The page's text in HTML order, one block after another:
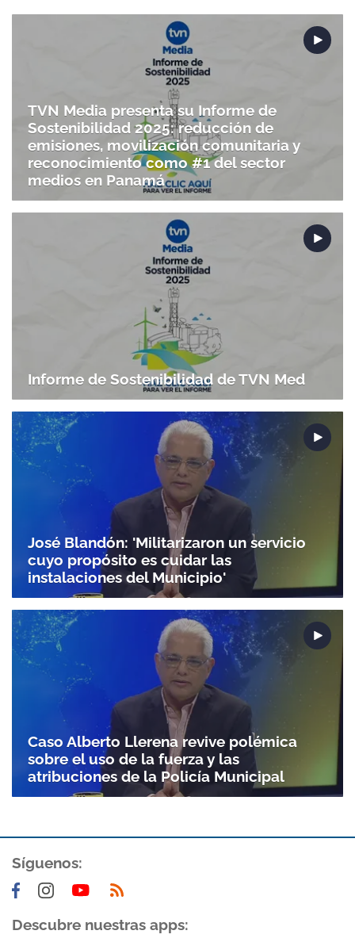
TVN Media presenta su Informe de
Sostenibilidad 2025: reducción de
emisiones, movilización comunitaria y
reconocimiento como #1 del sector
medios en Panamá
Informe de Sostenibilidad de TVN Med
José Blandón: 'Militarizaron un servicio
cuyo propósito es cuidar las
instalaciones del Municipio'
Caso Alberto Llerena revive polémica
sobre el uso de la fuerza y las
atribuciones de la Policía Municipal
Síguenos:
Descubre nuestras apps: